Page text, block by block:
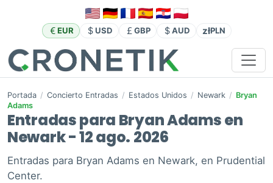
EUR USD GBP AUD złPLN
Portada / Concierto Entradas / Estados Unidos / Newark / Bryan
Adams
Entradas para Bryan Adams en
Newark - 12 ago. 2026
Entradas para Bryan Adams en Newark, en Prudential
Center.